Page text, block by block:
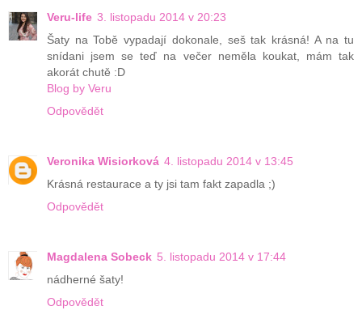
Veru-life 3. listopadu 2014 v 20:23
Šaty na Tobě vypadají dokonale, seš tak krásná! A na tu
snídani jsem se teď na večer neměla koukat, mám tak
akorát chutě :D
Blog by Veru
Odpovědět
Veronika Wisiorková 4. listopadu 2014 v 13:45
Krásná restaurace a ty jsi tam fakt zapadla ;)
Odpovědět
Magdalena Sobeck 5. listopadu 2014 v 17:44
nádherné šaty!
Odpovědět